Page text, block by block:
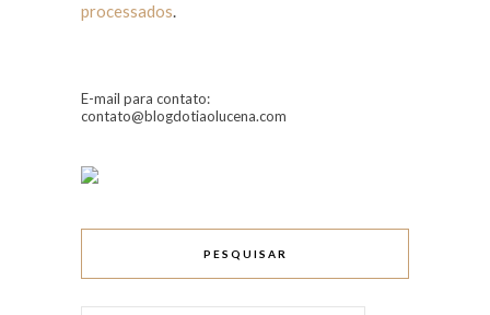
processados.
E-mail para contato:
contato@blogdotiaolucena.com
PESQUISAR